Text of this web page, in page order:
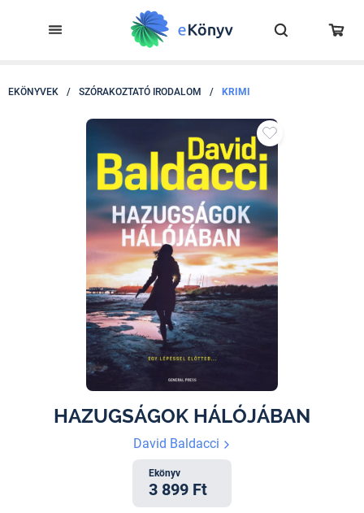
EKÖNYVEK / SZÓRAKOZTATÓ IRODALOM / KRIMI
HAZUGSÁGOK HÁLÓJÁBAN
David Baldacci
Ekönyv
3 899 Ft